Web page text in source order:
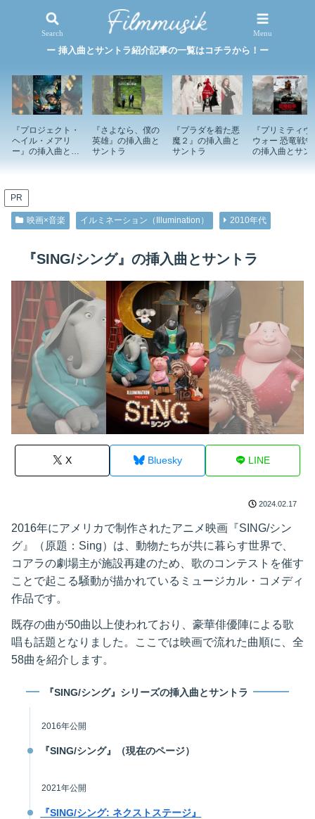
映画×音楽 特集記事
ー 挿入曲とサントラ紹介記事の一覧はコチラから！ー
『プロジェクト・
ヘイル・メアリ
ー』の挿入曲とサ
『さよなら、僕の
英雄』の挿入曲と
サントラ
『プラダを着た悪
魔２』の挿入曲と
サントラ
『プリミティヴ
ウォー 恐竜戦
の挿入曲とサン
PR
映画×音楽 イルミネーション（Illumination） 2010年代
『SING/シング』の挿入曲とサントラ
X Bluesky LINE
2024.02.17
2016年にアメリカで制作されたアニメ映画『SING/シン
グ』（原題：Sing）は、動物たちが共に暮らす世界で、
コアラの劇場主が施設再建のため、歌のコンテストを催す
ことで起こる騒動が描かれているミュージカル・コメディ
作品です。
既存の曲が50曲以上使われており、豪華俳優陣による歌
唱も話題となりました。ここでは映画で流れた曲順に、全
58曲を紹介します。
『SING/シング』シリーズの挿入曲とサントラ
2016年公開
『SING/シング』（現在のページ）
2021年公開
『SING/シング: ネクストステージ』
Search Menu